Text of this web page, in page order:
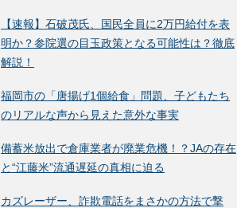
【速報】石破茂氏、国民全員に2万円給付を表
明か？参院選の目玉政策となる可能性は？徹底
解説！
福岡市の「唐揚げ1個給食」問題、子どもたち
のリアルな声から見えた意外な事実
備蓄米放出で倉庫業者が廃業危機！？JAの存在
と“江藤米”流通遅延の真相に迫る
カズレーザー、詐欺電話をまさかの方法で撃